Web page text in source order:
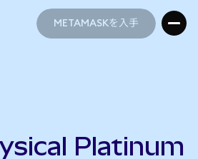
METAMASKを入手
Platinum